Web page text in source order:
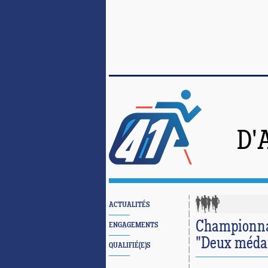
ACTUALITÉS
ENGAGEMENTS
QUALIFIÉ(E)S
"Deux